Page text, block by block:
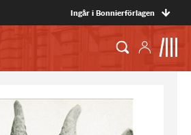
Ingår i Bonnierförlagen